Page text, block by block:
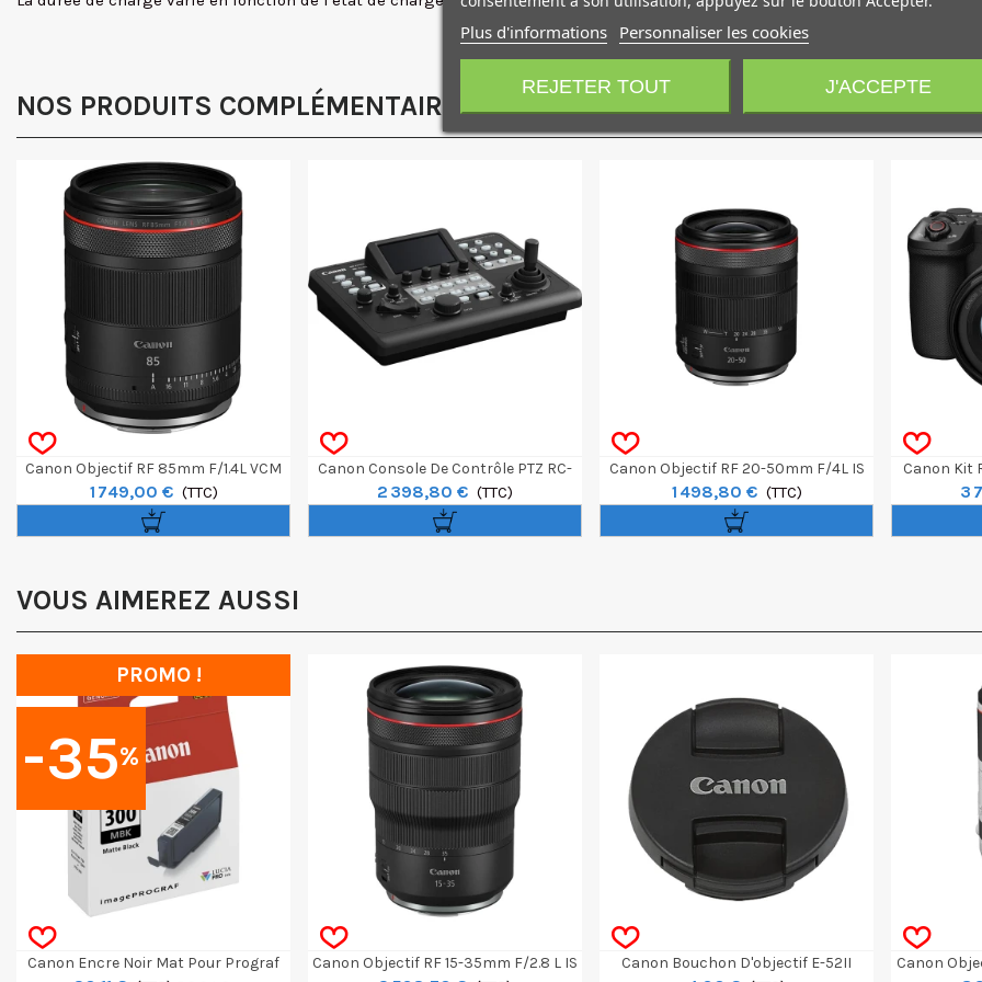
NOS PRODUITS COMPLÉMENTAIRES
Canon Objectif RF 85mm F/1.4L VCM
1 749,00 € (TTC)
Canon Console De Contrôle PTZ RC-
IP300
2 398,80 € (TTC)
Canon Objectif RF 20-50mm F/4L IS
USM PZ
1 498,80 € (TTC)
Canon Kit
3
VOUS AIMEREZ AUSSI
-35%
PROMO !
Canon Encre Noir Mat Pour Prograf
Canon Objectif RF 15-35mm F/2.8 L IS
Canon Bouchon D'objectif E-52II
Canon
Plus d'informations Personnaliser les cookies
REJETER TOUT J'ACCEPTE